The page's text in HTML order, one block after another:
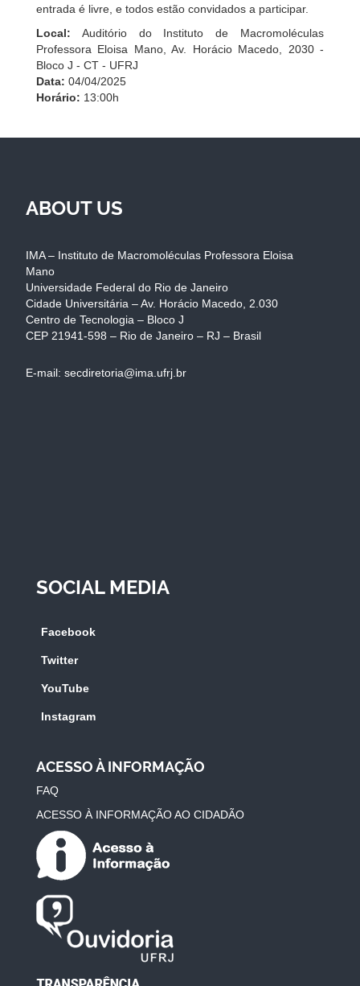
entrada é livre, e todos estão convidados a participar.
Local: Auditório do Instituto de Macromoléculas
Professora Eloisa Mano, Av. Horácio Macedo, 2030 -
Bloco J - CT - UFRJ
Data: 04/04/2025
Horário: 13:00h
ABOUT US
IMA – Instituto de Macromoléculas Professora Eloisa
Mano
Universidade Federal do Rio de Janeiro
Cidade Universitária – Av. Horácio Macedo, 2.030
Centro de Tecnologia – Bloco J
CEP 21941-598 – Rio de Janeiro – RJ – Brasil
E-mail: secdiretoria@ima.ufrj.br
SOCIAL MEDIA
Facebook
Twitter
YouTube
Instagram
ACESSO À INFORMAÇÃO
FAQ
ACESSO À INFORMAÇÃO AO CIDADÃO